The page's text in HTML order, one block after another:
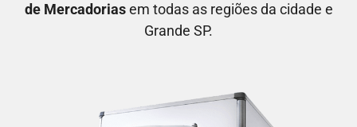
de Mercadoriasem todas as regiões da cidade e
Grande SP.